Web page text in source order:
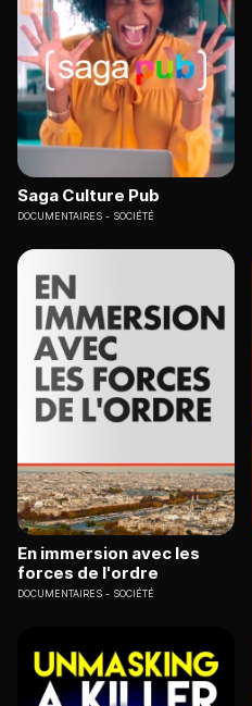
Saga Culture Pub
DOCUMENTAIRES SOCIÉTÉ
En immersion avec les
forces de l'ordre
DOCUMENTAIRES SOCIÉTÉ